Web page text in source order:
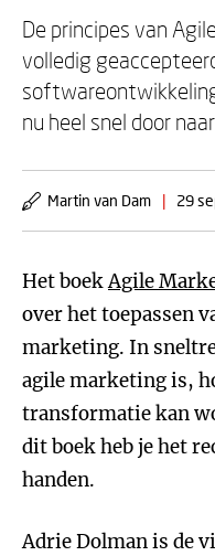
De principes van
volledig
nu heel snel door
Martin van Dam | 29
Het boekAgile
over het toepassen
marketing. In
agile marketing is,
transformatie kan
dit boek heb je het
handen.
Adrie Dolman is de